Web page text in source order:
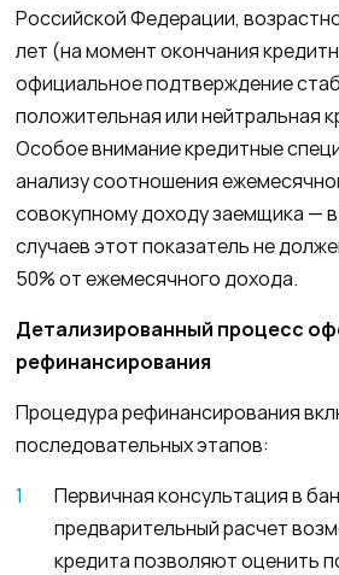
Российской Федерации,
лет (на момент окончания
официальное подтверждение
положительная или нейтральная
Особое внимание кредитные
анализу соотношения
совокупному доходу заемщика —
случаев этот показатель не
50% от ежемесячного дохода.
Детализированный процесс
рефинансирования
Процедура рефинансирования
последовательных этапов:
Первичная консультация в
предварительный расчет
кредита позволяют оценить